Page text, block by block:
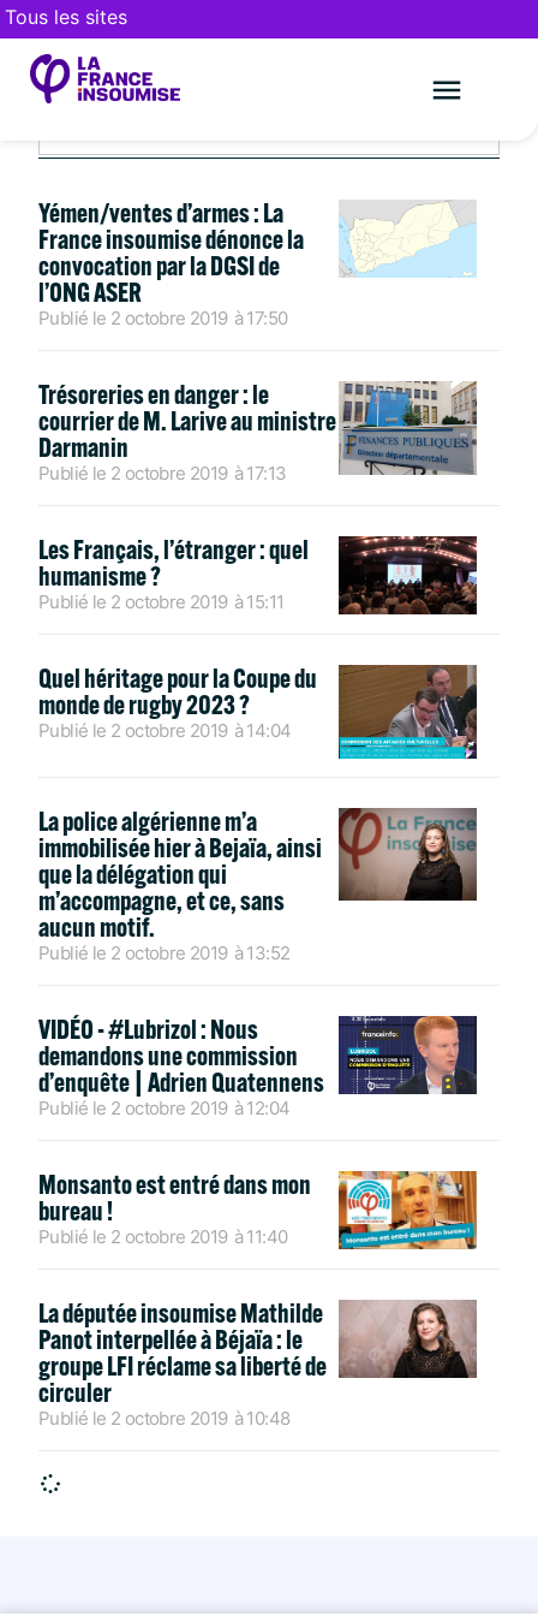
Tous les sites
OCTOBRE 2, 2019
Yémen/ventes d’armes : La
France insoumise dénonce la
convocation par la DGSI de
l’ONG ASER
Publié le 2 octobre 2019 à 17:50
Trésoreries en danger : le
courrier de M. Larive au ministre
Darmanin
Publié le 2 octobre 2019 à 17:13
Les Français, l’étranger : quel
humanisme ?
Publié le 2 octobre 2019 à 15:11
Quel héritage pour la Coupe du
monde de rugby 2023 ?
Publié le 2 octobre 2019 à 14:04
La police algérienne m’a
immobilisée hier à Bejaïa, ainsi
que la délégation qui
m’accompagne, et ce, sans
aucun motif.
Publié le 2 octobre 2019 à 13:52
VIDÉO - #Lubrizol : Nous
demandons une commission
d’enquête | Adrien Quatennens
Publié le 2 octobre 2019 à 12:04
Monsanto est entré dans mon
bureau !
Publié le 2 octobre 2019 à 11:40
La députée insoumise Mathilde
Panot interpellée à Béjaïa : le
groupe LFI réclame sa liberté de
circuler
Publié le 2 octobre 2019 à 10:48